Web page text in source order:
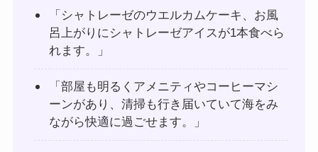
「シャトレーゼのウエルカムケーキ、お風
呂上がりにシャトレーゼアイスが1本食べら
れます。」
「部屋も明るくアメニティやコーヒーマシ
ーンがあり、清掃も行き届いていて海をみ
ながら快適に過ごせます。」